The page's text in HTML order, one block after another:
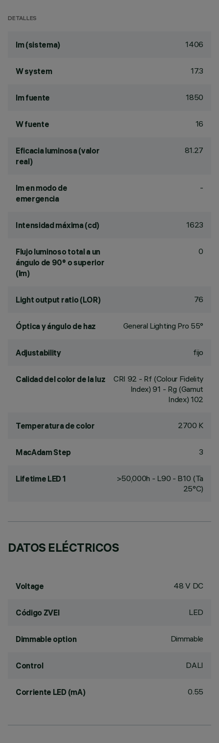
DETALLES
lm (sistema) 1406
W system 17.3
lm fuente 1850
W fuente 16
Eficacia luminosa (valor
real)
81.27
lm en modo de
emergencia
-
Intensidad máxima (cd) 1623
Flujo luminoso total a un
ángulo de 90° o superior
(lm)
0
Light output ratio (LOR) 76
Óptica y ángulo de haz General Lighting Pro 55°
Adjustability fijo
Calidad del color de la luz CRI 92 - Rf (Colour Fidelity
Index) 91 - Rg (Gamut
Index) 102
Temperatura de color 2700 K
MacAdam Step 3
Lifetime LED 1
>50,000h - L90 - B10 (Ta
25°C)
DATOS ELÉCTRICOS
Voltage 48 V DC
Código ZVEI LED
Dimmable option Dimmable
Control DALI
Corriente LED (mA) 0.55